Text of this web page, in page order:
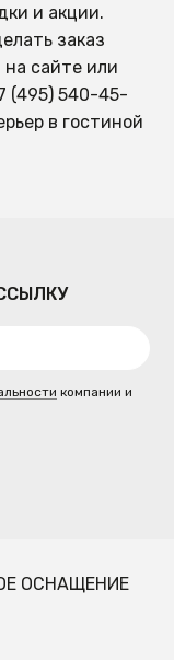
и акции.
заказ
сайте или
(495) 540-45-
в гостиной
компании и
ОСНАЩЕНИЕ